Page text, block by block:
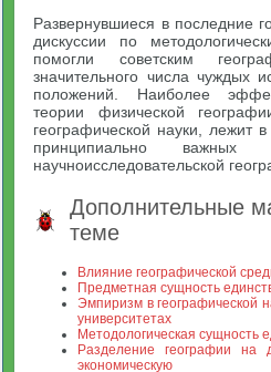
Развернувшиеся в последние
дискуссии по
помогли советским
значительного числа чуждых
положений. Наиболее
теории физической
географической науки, лежит
принципиально важных
научноисследовательской
Дополнительные
теме
Влияние географической
Предметная сущность
Эмпиризм в географической
университетах
Методологическая сущность
Разделение географии
экономическую